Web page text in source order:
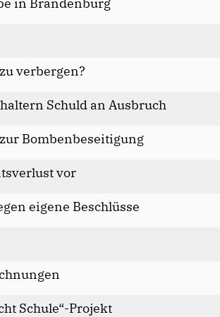
verbergen?
Schuld an Ausbruch
Bombenbeseitigung
vor
eigene Beschlüsse
Schule“-Projekt